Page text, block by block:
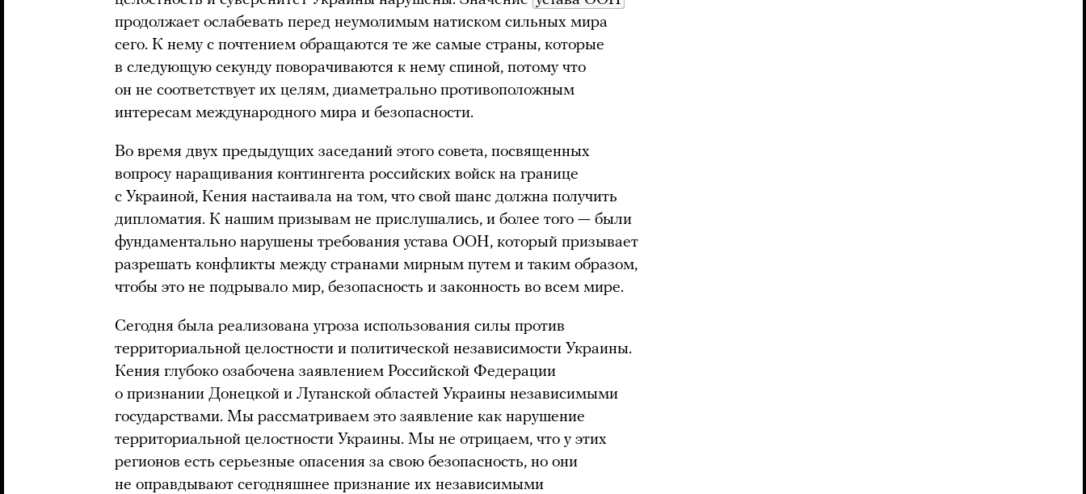
продолжает ослабевать перед неумолимым натиском сильных мира
сего. К нему с почтением обращаются те же самые страны, которые
в следующую секунду поворачиваются к нему спиной, потому что
он не соответствует их целям, диаметрально противоположным
интересам международного мира и безопасности.
Во время двух предыдущих заседаний этого совета, посвященных
вопросу наращивания контингента российских войск на границе
с Украиной, Кения настаивала на том, что свой шанс должна получить
дипломатия. К нашим призывам не прислушались, и более того — были
фундаментально нарушены требования устава ООН, который призывает
разрешать конфликты между странами мирным путем и таким образом,
чтобы это не подрывало мир, безопасность и законность во всем мире.
Сегодня была реализована угроза использования силы против
территориальной целостности и политической независимости Украины.
Кения глубоко озабочена заявлением Российской Федерации
о признании Донецкой и Луганской областей Украины независимыми
государствами. Мы рассматриваем это заявление как нарушение
территориальной целостности Украины. Мы не отрицаем, что у этих
регионов есть серьезные опасения за свою безопасность, но они
не оправдывают сегодняшнее признание их независимыми